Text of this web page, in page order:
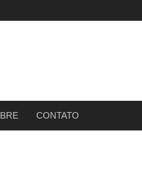
CONTATO